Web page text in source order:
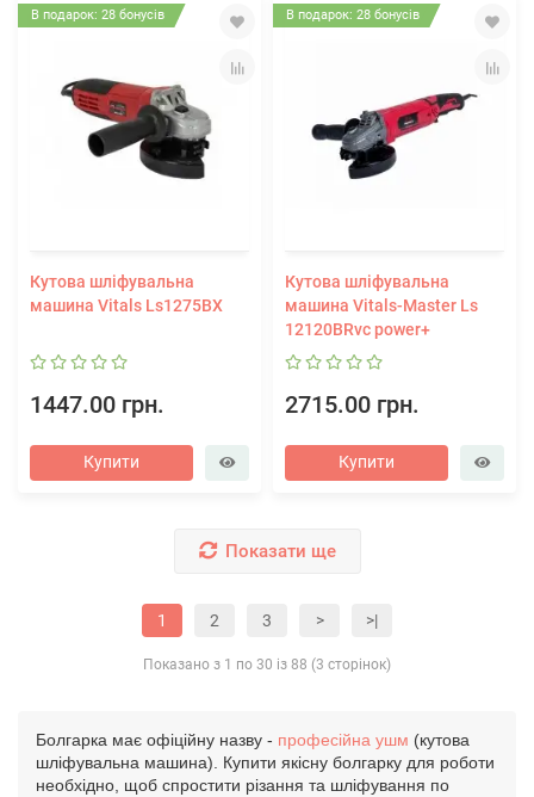
В подарок: 28 бонусів
Кутова шліфувальна
машина Vitals Ls1275BX
1447.00 грн.
Купити
В подарок: 28 бонусів
Кутова шліфувальна
машина Vitals-Master Ls
12120BRvc power+
2715.00 грн.
Купити
Показати ще
1 2 3 > >|
Показано з 1 по 30 із 88 (3 сторінок)
Болгарка має офіційну назву - професійна ушм (кутова
шліфувальна машина). Купити якісну болгарку для роботи
необхідно, щоб спростити різання та шліфування по